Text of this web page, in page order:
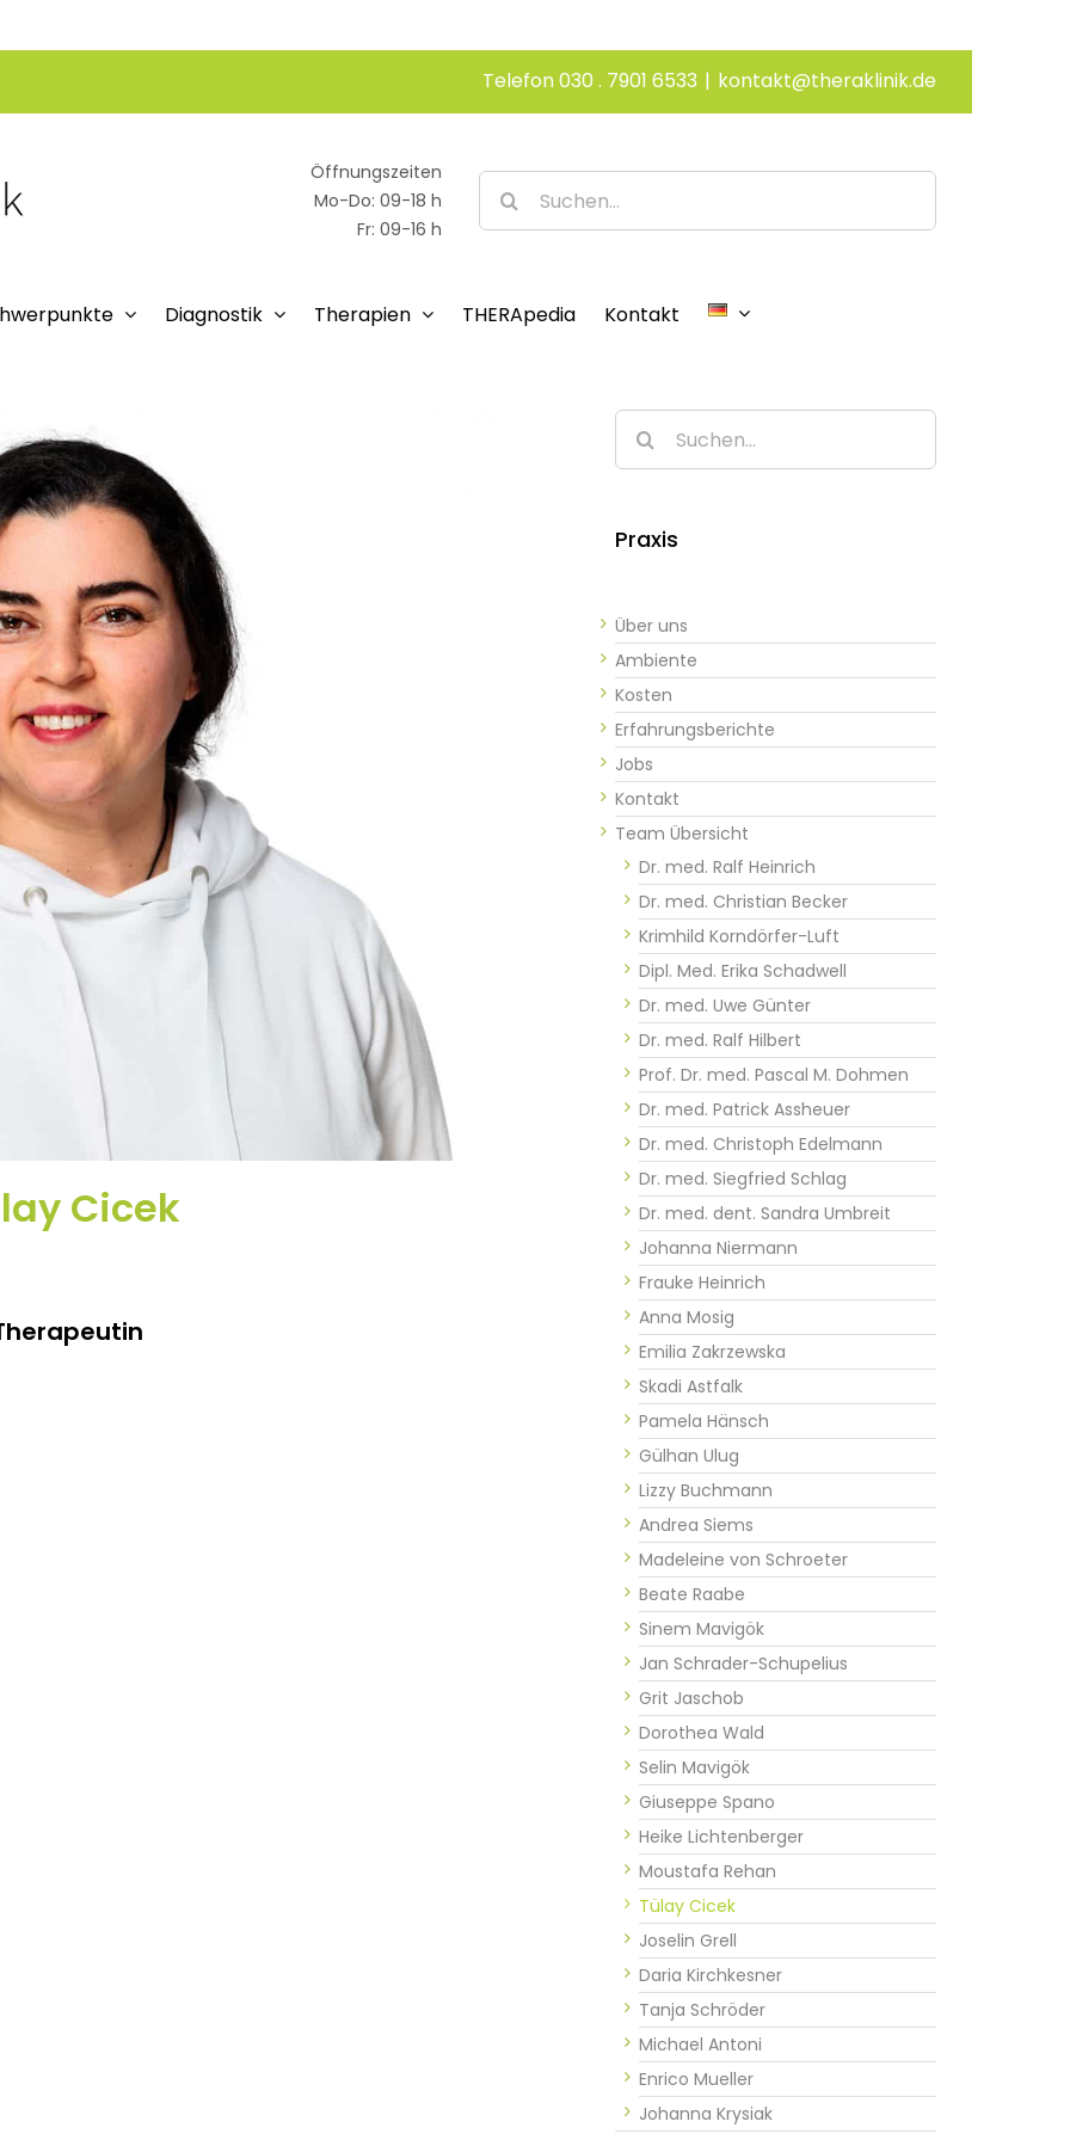
Telefon 030 . 7901 6533 | kontakt@theraklinik.de
Öffnungszeiten
Mo-Do: 09-18 h
Fr: 09-16 h
Suche
nach:
Diagnostik Therapien THERApedia Kontakt
Cicek
Suche
nach:
Praxis
Über uns
Ambiente
Kosten
Erfahrungsberichte
Jobs
Kontakt
Team Übersicht
Dr. med. Ralf Heinrich
Dr. med. Christian Becker
Krimhild Korndörfer-Luft
Dipl. Med. Erika Schadwell
Dr. med. Uwe Günter​​​​
Dr. med. Ralf Hilbert
Prof. Dr. med. Pascal M. Dohmen
Dr. med. Patrick Assheuer
Dr. med. Christoph Edelmann
Dr. med. Siegfried Schlag
Dr. med. dent. Sandra Umbreit
Johanna Niermann
Frauke Heinrich
Anna Mosig
Emilia Zakrzewska
Skadi Astfalk
Pamela Hänsch
Gülhan Ulug
Lizzy Buchmann
Andrea Siems
Madeleine von Schroeter
Beate Raabe
Sinem Mavigök
Jan Schrader-Schupelius
Grit Jaschob
Dorothea Wald
Selin Mavigök
Giuseppe Spano
Heike Lichtenberger
Moustafa Rehan
Tülay Cicek
Joselin Grell
Daria Kirchkesner
Tanja Schröder
Michael Antoni
Enrico Mueller
Johanna Krysiak